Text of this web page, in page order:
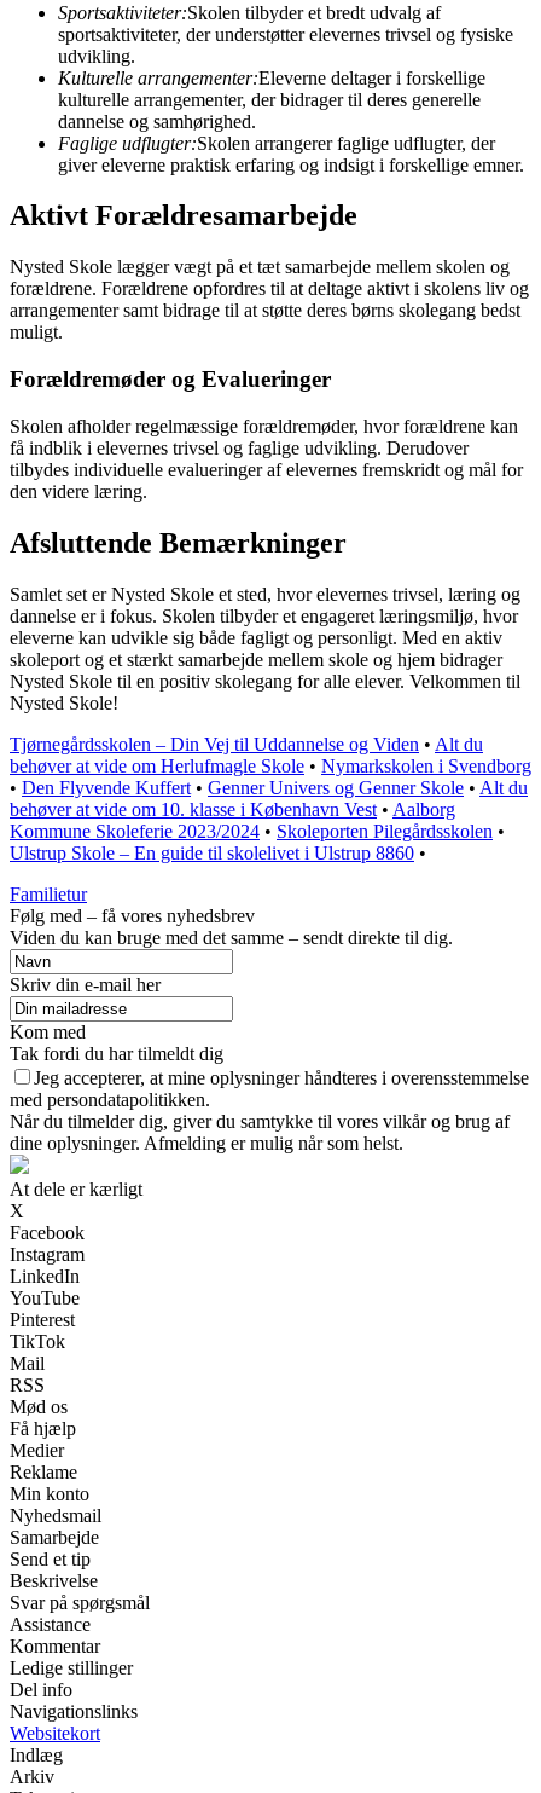
Sportsaktiviteter:Skolen tilbyder et bredt udvalg af
sportsaktiviteter, der understøtter elevernes trivsel og fysiske
udvikling.
Kulturelle arrangementer:Eleverne deltager i forskellige
kulturelle arrangementer, der bidrager til deres generelle
dannelse og samhørighed.
Faglige udflugter:Skolen arrangerer faglige udflugter, der
giver eleverne praktisk erfaring og indsigt i forskellige emner.
Aktivt Forældresamarbejde
Nysted Skole lægger vægt på et tæt samarbejde mellem skolen og
forældrene. Forældrene opfordres til at deltage aktivt i skolens liv og
arrangementer samt bidrage til at støtte deres børns skolegang bedst
muligt.
Forældremøder og Evalueringer
Skolen afholder regelmæssige forældremøder, hvor forældrene kan
få indblik i elevernes trivsel og faglige udvikling. Derudover
tilbydes individuelle evalueringer af elevernes fremskridt og mål for
den videre læring.
Afsluttende Bemærkninger
Samlet set er Nysted Skole et sted, hvor elevernes trivsel, læring og
dannelse er i fokus. Skolen tilbyder et engageret læringsmiljø, hvor
eleverne kan udvikle sig både fagligt og personligt. Med en aktiv
skoleport og et stærkt samarbejde mellem skole og hjem bidrager
Nysted Skole til en positiv skolegang for alle elever. Velkommen til
Nysted Skole!
Tjørnegårdsskolen – Din Vej til Uddannelse og Viden • Alt du
behøver at vide om Herlufmagle Skole • Nymarkskolen i Svendborg
• Den Flyvende Kuffert • Genner Univers og Genner Skole • Alt du
behøver at vide om 10. klasse i København Vest • Aalborg
Kommune Skoleferie 2023/2024 • Skoleporten Pilegårdsskolen •
Ulstrup Skole – En guide til skolelivet i Ulstrup 8860 •
Familietur
Følg med – få vores nyhedsbrev
Viden du kan bruge med det samme – sendt direkte til dig.
Skriv din e-mail her
Kom med
Tak fordi du har tilmeldt dig
Jeg accepterer, at mine oplysninger håndteres i overensstemmelse
med persondatapolitikken.
Når du tilmelder dig, giver du samtykke til vores vilkår og brug af
dine oplysninger. Afmelding er mulig når som helst.
At dele er kærligt
X
Facebook
Instagram
LinkedIn
YouTube
Pinterest
TikTok
Mail
RSS
Mød os
Få hjælp
Medier
Reklame
Min konto
Nyhedsmail
Samarbejde
Send et tip
Beskrivelse
Svar på spørgsmål
Assistance
Kommentar
Ledige stillinger
Del info
Navigationslinks
Websitekort
Indlæg
Arkiv